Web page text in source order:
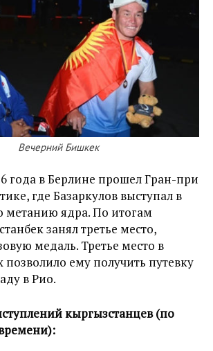
Вечерний Бишкек
года в Берлине прошел Гран-при
где Базаркулов выступал в
метанию ядра. По итогам
занял третье место,
медаль. Третье место в
позволило ему получить путевку
в Рио.
кыргызстанцев (по